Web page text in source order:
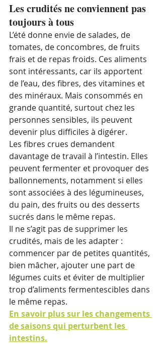
Les crudités ne conviennent pas
toujours à tous
L’été donne envie de salades, de
tomates, de concombres, de fruits
frais et de repas froids. Ces aliments
sont intéressants, car ils apportent
de l’eau, des fibres, des vitamines et
des minéraux. Mais consommés en
grande quantité, surtout chez les
personnes sensibles, ils peuvent
devenir plus difficiles à digérer.
Les fibres crues demandent
davantage de travail à l’intestin. Elles
peuvent fermenter et provoquer des
ballonnements, notamment si elles
sont associées à des légumineuses,
du pain, des fruits ou des desserts
sucrés dans le même repas.
Il ne s’agit pas de supprimer les
crudités, mais de les adapter :
commencer par de petites quantités,
bien mâcher, ajouter une part de
légumes cuits et éviter de multiplier
trop d’aliments fermentescibles dans
le même repas.
En savoir plus sur les changements
de saisons qui perturbent les
intestins.